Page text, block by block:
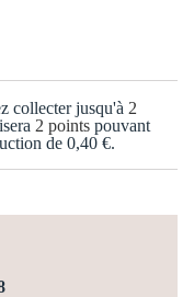
collecter jusqu'à 2
2 points pouvant
de 0,40 €.